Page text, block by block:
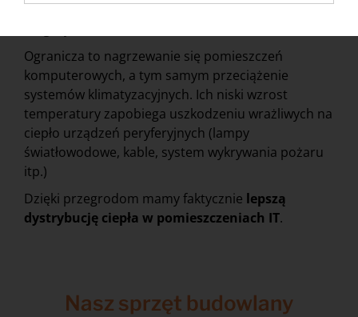
powietrze od skrzyni ładunkowej i przekierowują je
Ogranicza to nagrzewanie się pomieszczeń
komputerowych, a tym samym przeciążenie
systemów klimatyzacyjnych. Ich niski wzrost
temperatury zapobiega uszkodzeniu wrażliwych na
ciepło urządzeń peryferyjnych (lampy
światłowodowe, kable, system wykrywania pożaru
itp.)
Dzięki przegrodom mamy faktycznie lepszą
dystrybucję ciepła w pomieszczeniach IT.
Nasz sprzęt budowlany